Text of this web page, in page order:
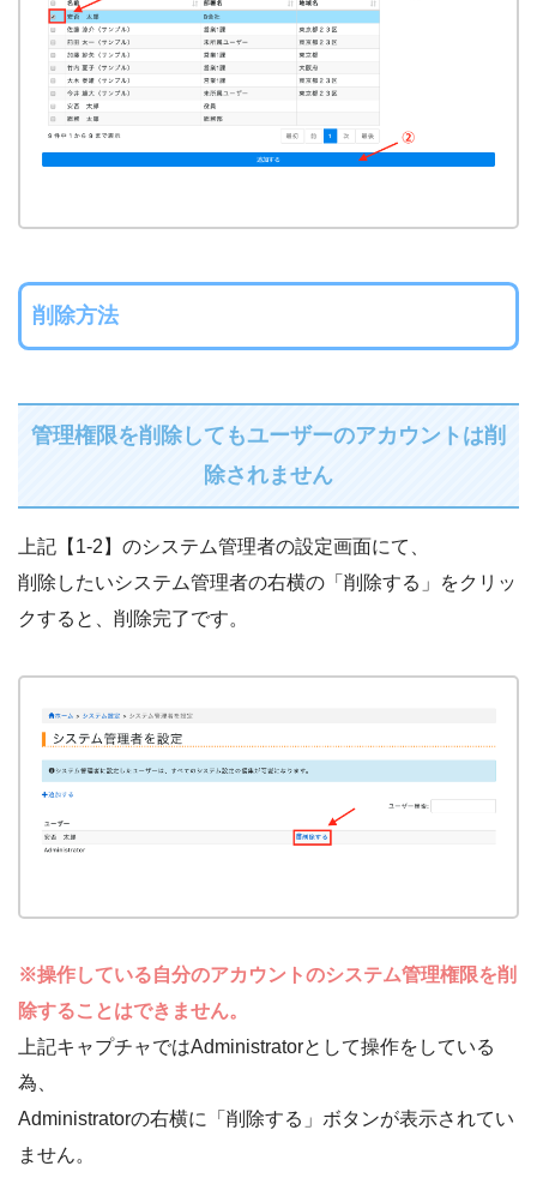
削除方法
管理権限を削除してもユーザーのアカウントは削
除されません
上記【1-2】のシステム管理者の設定画面にて、
削除したいシステム管理者の右横の「削除する」をクリッ
クすると、削除完了です。
※操作している自分のアカウントのシステム管理権限を削
除することはできません。
上記キャプチャではAdministratorとして操作をしている
為、
Administratorの右横に「削除する」ボタンが表示されてい
ません。